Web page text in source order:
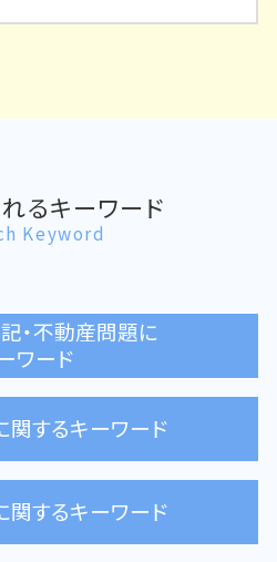
るキーワード
Keyword
・不動産問題に
ワード
書士
書士
関するキーワード
士
関するキーワード